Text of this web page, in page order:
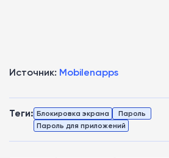
Источник: Mobilenapps
Теги: Блокировка экрана
Пароль
Пароль для приложений